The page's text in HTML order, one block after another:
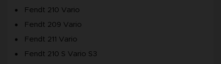
Fendt 210 Vario
Fendt 209 Vario
Fendt 211 Vario
Fendt 210 S Vario S3